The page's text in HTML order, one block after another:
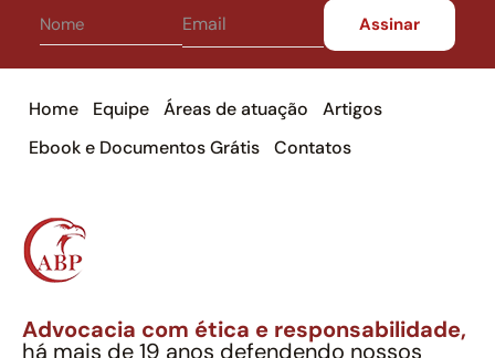
Home Equipe Áreas de atuação
Artigos
Ebook e Documentos Grátis
Contatos
Advocacia com ética e responsabilidade,
há mais de 19 anos defendendo nossos